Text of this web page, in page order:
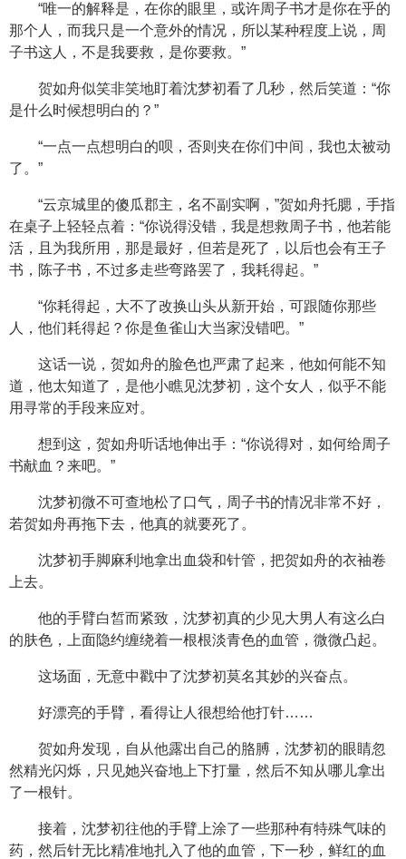
“唯一的解释是，在你的眼里，或许周子书才是你在乎的
那个人，而我只是一个意外的情况，所以某种程度上说，周
子书这人，不是我要救，是你要救。”
贺如舟似笑非笑地盯着沈梦初看了几秒，然后笑道：“你
是什么时候想明白的？”
“一点一点想明白的呗，否则夹在你们中间，我也太被动
了。”
“云京城里的傻瓜郡主，名不副实啊，”贺如舟托腮，手指
在桌子上轻轻点着：“你说得没错，我是想救周子书，他若能
活，且为我所用，那是最好，但若是死了，以后也会有王子
书，陈子书，不过多走些弯路罢了，我耗得起。”
“你耗得起，大不了改换山头从新开始，可跟随你那些
人，他们耗得起？你是鱼雀山大当家没错吧。”
这话一说，贺如舟的脸色也严肃了起来，他如何能不知
道，他太知道了，是他小瞧见沈梦初，这个女人，似乎不能
用寻常的手段来应对。
想到这，贺如舟听话地伸出手：“你说得对，如何给周子
书献血？来吧。”
沈梦初微不可查地松了口气，周子书的情况非常不好，
若贺如舟再拖下去，他真的就要死了。
沈梦初手脚麻利地拿出血袋和针管，把贺如舟的衣袖卷
上去。
他的手臂白皙而紧致，沈梦初真的少见大男人有这么白
的肤色，上面隐约缠绕着一根根淡青色的血管，微微凸起。
这场面，无意中戳中了沈梦初莫名其妙的兴奋点。
好漂亮的手臂，看得让人很想给他打针……
贺如舟发现，自从他露出自己的胳膊，沈梦初的眼睛忽
然精光闪烁，只见她兴奋地上下打量，然后不知从哪儿拿出
了一根针。
接着，沈梦初往他的手臂上涂了一些那种有特殊气味的
药，然后针无比精准地扎入了他的血管，下一秒，鲜红的血